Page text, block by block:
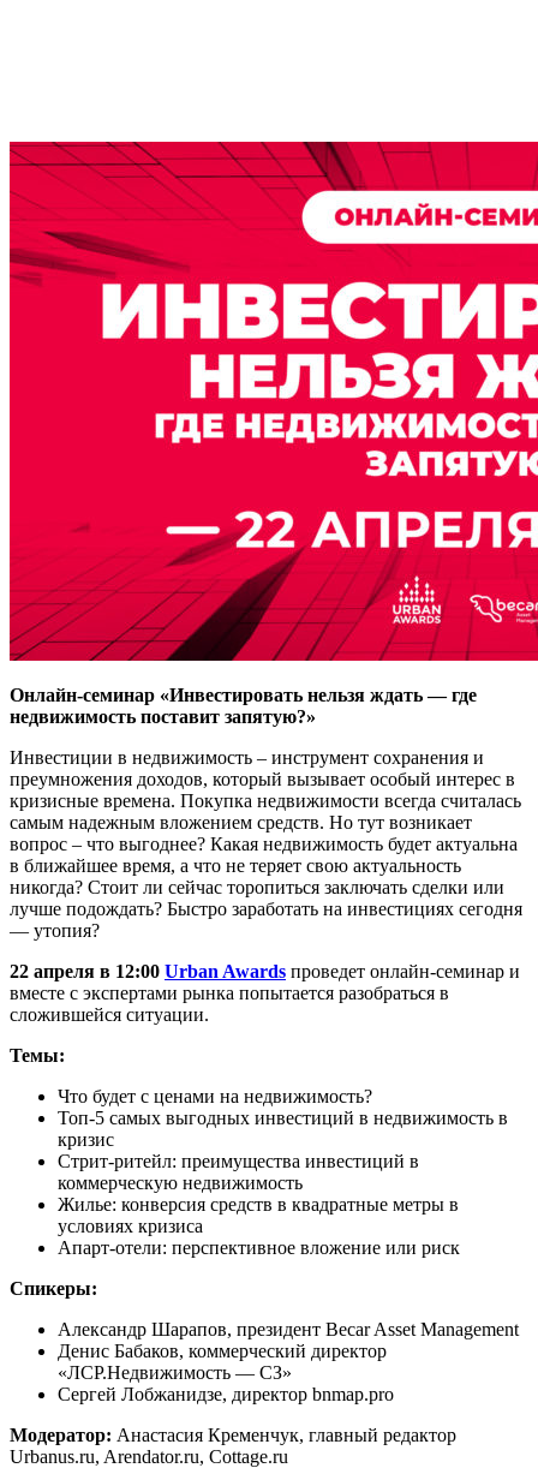
Онлайн-семинар «Инвестировать нельзя ждать — где
недвижимость поставит запятую?»
Инвестиции в недвижимость – инструмент сохранения и
преумножения доходов, который вызывает особый интерес в
кризисные времена. Покупка недвижимости всегда считалась
самым надежным вложением средств. Но тут возникает
вопрос – что выгоднее? Какая недвижимость будет актуальна
в ближайшее время, а что не теряет свою актуальность
никогда? Стоит ли сейчас торопиться заключать сделки или
лучше подождать? Быстро заработать на инвестициях сегодня
— утопия?
22 апреля в 12:00 Urban Awards проведет онлайн-семинар и
вместе с экспертами рынка попытается разобраться в
сложившейся ситуации.
Темы:
Что будет с ценами на недвижимость?
Топ-5 самых выгодных инвестиций в недвижимость в
кризис
Стрит-ритейл: преимущества инвестиций в
коммерческую недвижимость
Жилье: конверсия средств в квадратные метры в
условиях кризиса
Апарт-отели: перспективное вложение или риск
Спикеры:
Александр Шарапов, президент Becar Asset Management
Денис Бабаков, коммерческий директор
«ЛСР.Недвижимость — СЗ»
Сергей Лобжанидзе, директор bnmap.pro
Модератор: Анастасия Кременчук, главный редактор
Urbanus.ru, Arendator.ru, Cottage.ru